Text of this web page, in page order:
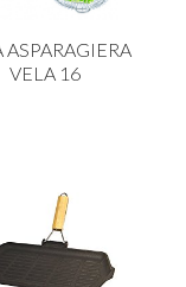
ASPARAGIERA
VELA 16